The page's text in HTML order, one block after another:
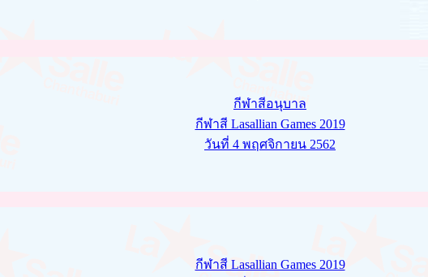
กีฬาสีอนุบาล
กีฬาสี Lasallian Games 2019
วันที่ 4 พฤศจิกายน 2562
กีฬาสี Lasallian Games 2019